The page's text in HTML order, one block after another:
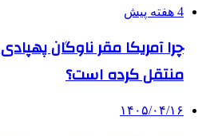
4 هفته پیش
چرا آمریکا مقر ناوگان
منتقل کرده است؟
۱۴۰۵/۰۴/۱۶